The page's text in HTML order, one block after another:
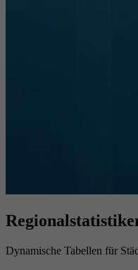
Dynamische Tabellen für